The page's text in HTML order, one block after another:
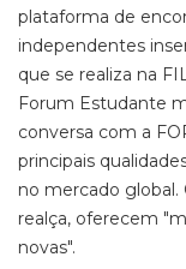
plataforma de
independentes
que se realiza na
Forum Estudante
conversa com a
principais
no mercado
realça, oferecem
novas".